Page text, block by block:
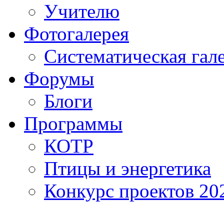
Учителю
Фотогалерея
Систематическая
Форумы
Блоги
Программы
КОТР
Птицы и энергетика
Конкурс проектов